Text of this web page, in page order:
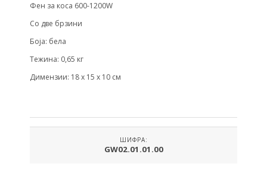
Фен за коса 600-1200W
Со две брзини
Боја: бела
Тежина: 0,65 кг
Димензии: 18 х 15 х 10 см
ШИФРА:
GW02.01.01.00